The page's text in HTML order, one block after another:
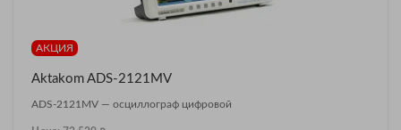
АКЦИЯ
Aktakom ADS-2121MV
ADS-2121MV — осциллограф цифровой